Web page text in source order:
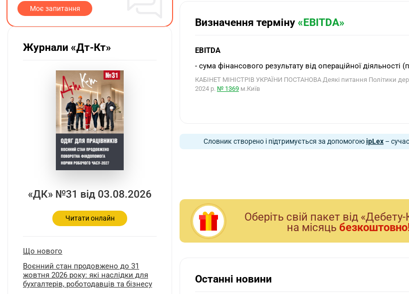
Визначення терміну «EBITDA»
EBITDA
- сума фінансового результату від операційної діяльності
КАБІНЕТ МІНІСТРІВ УКРАЇНИ ПОСТАНОВА Деякі питання Політики
2024 р. № 1369 м.Київ
Словник створено і підтримується за допомогоюipLex –
Оберiть свiй пакет вiд «Дебету-
на мiсяць
Останні новини
Моє запитання
Журнали «Дт-Кт»
«ДК» №31 від 03.08.2026
Читати онлайн
Що нового
Воєнний стан продовжено до 31
жовтня 2026 року: які наслідки для
бухгалтерів, роботодавців та бізнесу